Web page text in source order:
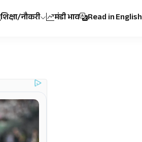
शिक्षा/नौकरी मंडी भाव Read in English